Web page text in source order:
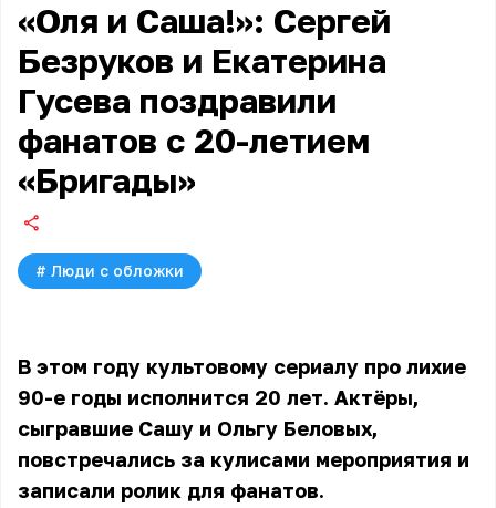
«Оля и Саша!»: Сергей
Безруков и Екатерина
Гусева поздравили
фанатов с 20-летием
«Бригады»
# Люди с обложки
В этом году культовому сериалу про лихие
90-е годы исполнится 20 лет. Актёры,
сыгравшие Сашу и Ольгу Беловых,
повстречались за кулисами мероприятия и
записали ролик для фанатов.